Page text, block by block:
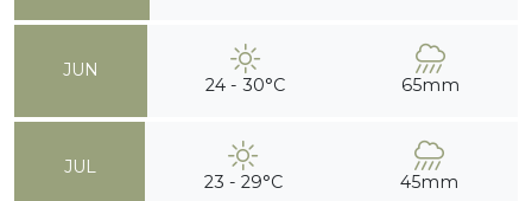
JUN
24 - 30°C 65mm
JUL
23 - 29°C 45mm